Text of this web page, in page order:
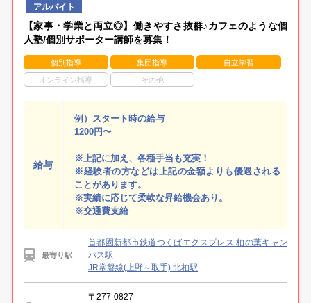
アルバイト
【家事・学業と両立◎】働きやすさ抜群♪カフェのような個
人塾/個別サポーター講師を募集！
個別指導 集団指導 自立学習
オンライン指導 その他
給与
例）スタート時の給与
1200円〜
※上記に加え、各種手当も充実！
※経験者の方などは上記の金額よりも優遇される
ことがあります。
※実績に応じて柔軟な昇給機会あり。
※交通費支給
最寄り駅
首都圏新都市鉄道つくばエクスプレス 柏の葉キャン
パス駅
JR常磐線(上野～取手) 北柏駅
〒277-0827